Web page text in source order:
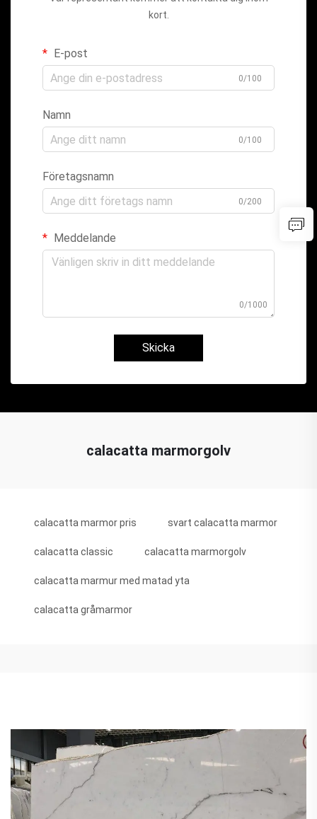
kort.
E-post
0/100
Namn
0/100
Företagsnamn
0/200
Meddelande
0/1000
Skicka
calacatta marmorgolv
calacatta marmor pris svart calacatta marmor
calacatta classic calacatta marmorgolv
calacatta marmur med matad yta
calacatta gråmarmor